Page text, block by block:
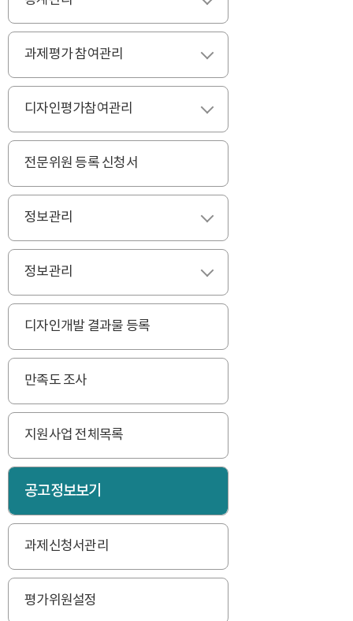
과제평가 참여관리
디자인평가참여관리
전문위원 등록 신청서
정보관리
정보관리
디자인개발 결과물 등록
만족도 조사
지원사업 전체목록
공고정보보기
과제신청서관리
평가위원설정